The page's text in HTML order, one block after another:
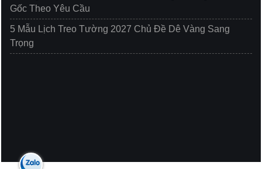
Gốc Theo Yêu Cầu
5 Mẫu Lịch Treo Tường 2027 Chủ Đề Dê Vàng Sang
Trọng